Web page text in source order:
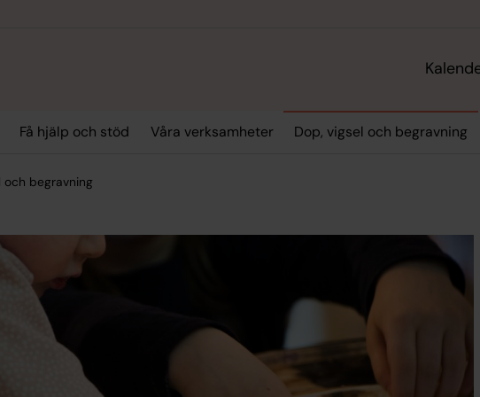
Få hjälp och stöd Våra verksamheter Dop, vigsel och begravning
och begravning